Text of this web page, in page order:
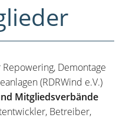
Demontage
(RDRWind e.V.)
Mitgliedsverbände
Betreiber,